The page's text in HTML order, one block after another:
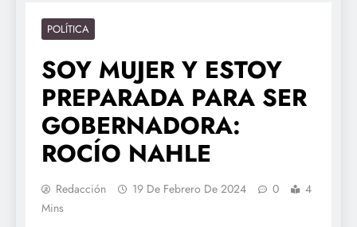
POLÍTICA
SOY MUJER Y ESTOY
PREPARADA PARA SER
GOBERNADORA:
ROCÍO NAHLE
Redacción 19 De Febrero De 2024 0
4
Mins